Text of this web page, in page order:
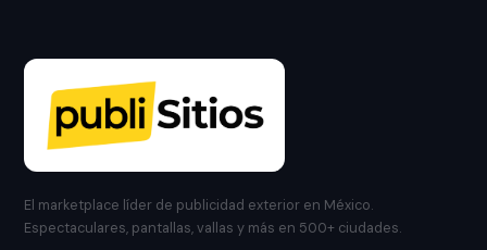
El marketplace líder de publicidad exterior en México.
Espectaculares, pantallas, vallas y más en 500+ ciudades.